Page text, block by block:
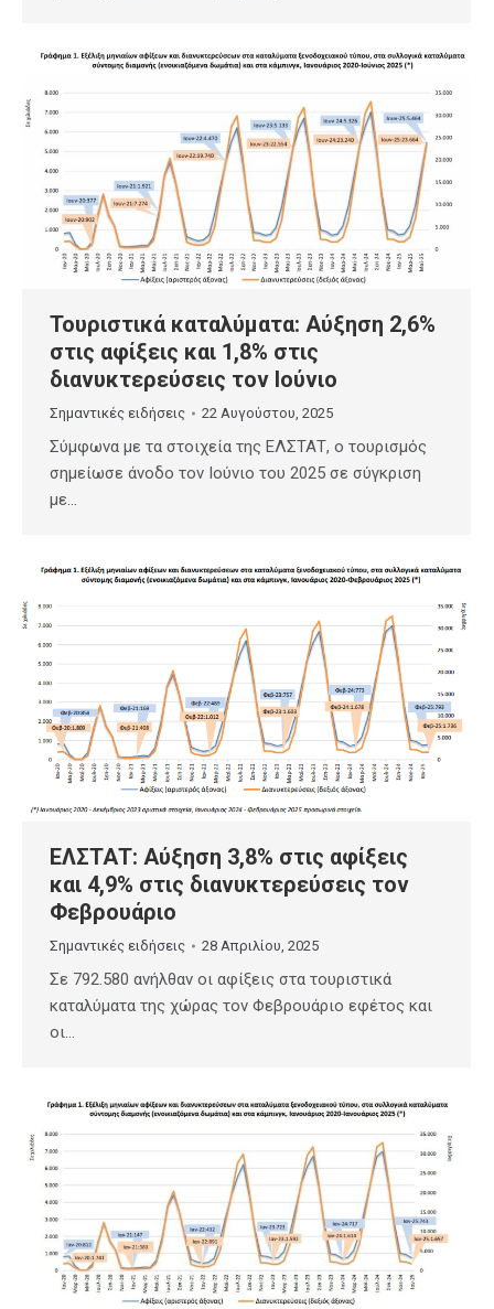
Τουριστικά καταλύματα: Αύξηση 2,6%
στις αφίξεις και 1,8% στις
διανυκτερεύσεις τον Ιούνιο
Σημαντικές ειδήσεις 22 Αυγούστου, 2025
Σύμφωνα με τα στοιχεία της ΕΛΣΤΑΤ, ο τουρισμός
σημείωσε άνοδο τον Ιούνιο του 2025 σε σύγκριση
με…
ΕΛΣΤΑΤ: Αύξηση 3,8% στις αφίξεις
και 4,9% στις διανυκτερεύσεις τον
Φεβρουάριο
Σημαντικές ειδήσεις 28 Απριλίου, 2025
Σε 792.580 ανήλθαν οι αφίξεις στα τουριστικά
καταλύματα της χώρας τον Φεβρουάριο εφέτος και
οι…